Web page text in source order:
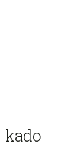
kado